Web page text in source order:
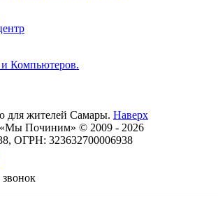
Компьютеров.
для жителей Самары. Наверх
Починим» © 2009 - 2026
ОГРН: 323632700006938
звонок